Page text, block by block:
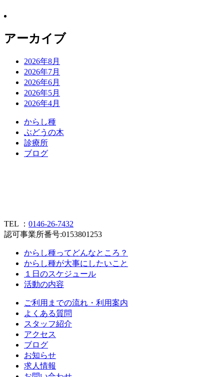
アーカイブ
2026年8月
2026年7月
2026年6月
2026年5月
2026年4月
から し種
ぶどう の木
診療所
ブロ グ
TEL ： 0146-26-7432
認可事業所番号:0153801253
からし種ってどんなところ？
からし種が大事にしたいこと
１日のスケジュール
活動の内容
ご利用までの流れ・利用案内
よくある質問
スタッフ紹介
アクセス
ブログ
お知らせ
求人情報